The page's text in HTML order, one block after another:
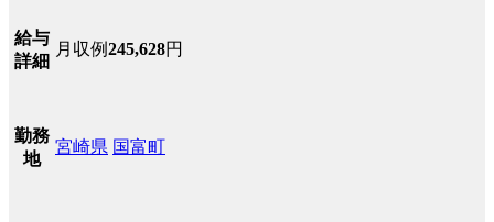
給与
詳細
月収例245,628円
勤務
地
宮崎県 国富町